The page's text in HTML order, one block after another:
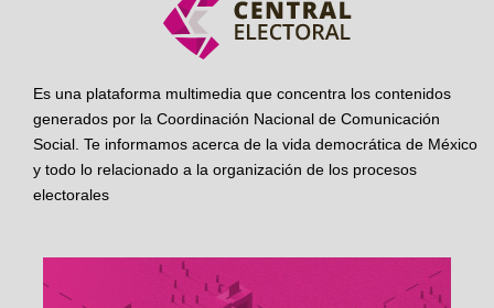
Es una plataforma multimedia que concentra los contenidos
generados por la Coordinación Nacional de Comunicación
Social. Te informamos acerca de la vida democrática de México
y todo lo relacionado a la organización de los procesos
electorales